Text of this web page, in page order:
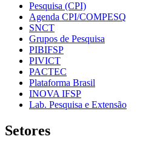
Pesquisa (CPI)
Agenda CPI/COMPESQ
SNCT
Grupos de Pesquisa
PIBIFSP
PIVICT
PACTEC
Plataforma Brasil
INOVA IFSP
Lab. Pesquisa e Extensão
Setores